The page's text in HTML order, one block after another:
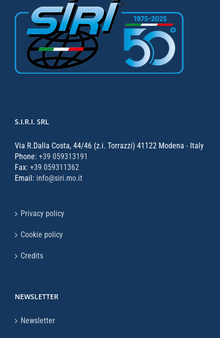
S.I.R.I. SRL
Via R.Dalla Costa, 44/46 (z.i. Torrazzi) 41122 Modena - Italy
Phone: +39 059313191
Fax: +39 059311362
Email: info@siri.mo.it
Privacy policy
Cookie policy
Credits
NEWSLETTER
Newsletter